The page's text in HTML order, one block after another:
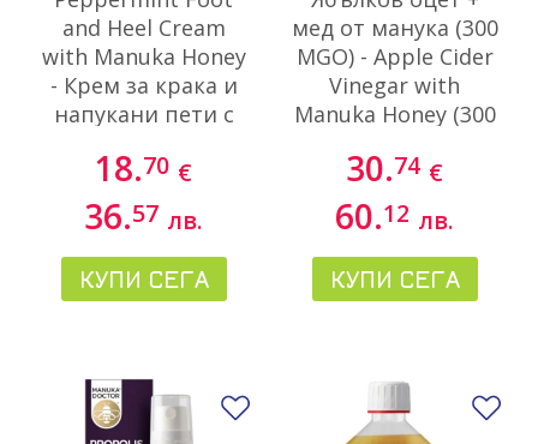
and Heel Cream
with Manuka Honey
- Крем за крака и
напукани пети с
ментово масло, 75
ml
18.70 €
36.57 лв.
КУПИ СЕГА
мед от манука (300
MGO) - Apple Cider
Vinegar with
Manuka Honey (300
30.74 €
60.12 лв.
КУПИ СЕГА
Добави в любими